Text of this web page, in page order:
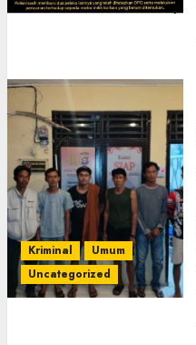
Kriminal
Umum
Uncategorized